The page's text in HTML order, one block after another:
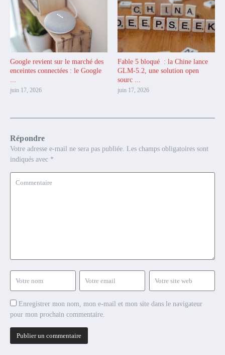
Google revient sur le marché des
enceintes connectées : le Google
...
juin 17, 2026
Fable 5 bloqué : la Chine lance
GLM-5.2, une solution open
sourc ...
juin 17, 2026
Répondre
Votre adresse e-mail ne sera pas publiée. Les champs obligatoires sont
indiqués avec *
Enregistrer mon nom, mon e-mail et mon site dans le navigateur
pour mon prochain commentaire.